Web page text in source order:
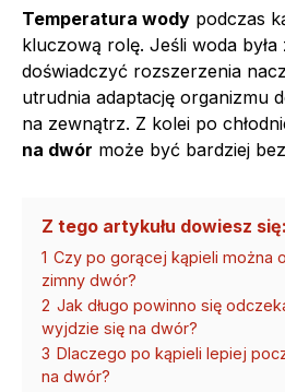
Temperatura wody podczas
kluczową rolę. Jeśli woda
doświadczyć rozszerzenia
utrudnia adaptację organizmu
na zewnątrz. Z kolei po
na dwór może być bardziej
Z tego artykułu dowiesz się:
1 Czy po gorącej kąpieli można
zimny dwór?
2 Jak długo powinno się
wyjdzie się na dwór?
3 Dlaczego po kąpieli lepiej
na dwór?